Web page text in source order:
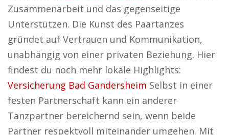
Zusammenarbeit und das gegenseitige
Unterstützen. Die Kunst des Paartanzes
gründet auf Vertrauen und Kommunikation,
unabhängig von einer privaten Beziehung. Hier
findest du noch mehr lokale Highlights:
Versicherung Bad Gandersheim Selbst in einer
festen Partnerschaft kann ein anderer
Tanzpartner bereichernd sein, wenn beide
Partner respektvoll miteinander umgehen. Mit